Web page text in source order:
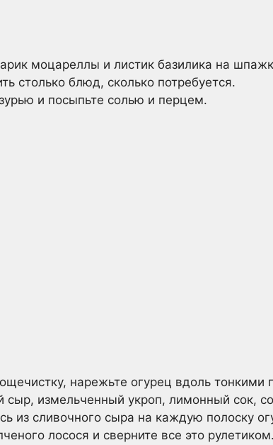
моцареллы и листик базилика на
столько блюд, сколько потребуется.
и посыпьте солью и перцем.
нарежьте огурец вдоль тонкими
измельченный укроп, лимонный сок,
из сливочного сыра на каждую полоску
лосося и сверните все это